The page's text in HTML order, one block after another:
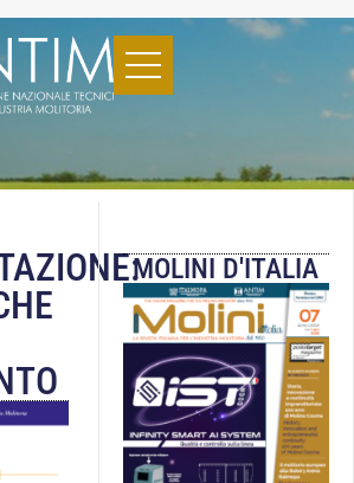
MOLINI D'ITALIA